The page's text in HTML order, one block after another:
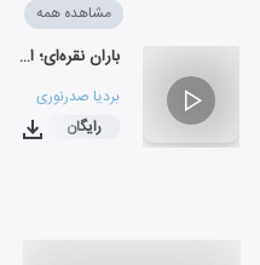
مشاهده همه
باران نقره‌ای؛ از رشت تا رن
بردیا صدرنوری
۰۴:۰۶
رایگان